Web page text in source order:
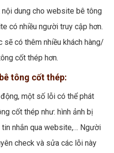
dung cho website bê tông
có nhiều người truy cập hơn.
có thêm nhiều khách hàng/
cốt thép hơn.
tông cốt thép:
một số lỗi có thể phát
cốt thép như: hình ảnh bị
nhắn qua website,… Người
check và sửa các lỗi này